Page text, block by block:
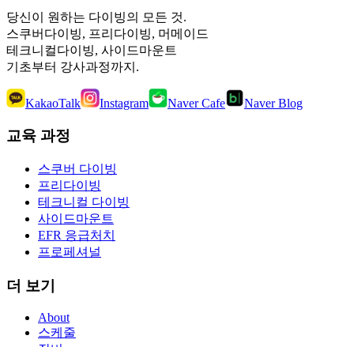
당신이 원하는 다이빙의 모든 것.
스쿠버다이빙, 프리다이빙, 머메이드
테크니컬다이빙, 사이드마운트
기초부터 강사과정까지.
KakaoTalk Instagram Naver Cafe Naver Blog
교육 과정
스쿠버 다이빙
프리다이빙
테크니컬 다이빙
사이드마운트
EFR 응급처치
프로페셔널
더 보기
About
스케줄